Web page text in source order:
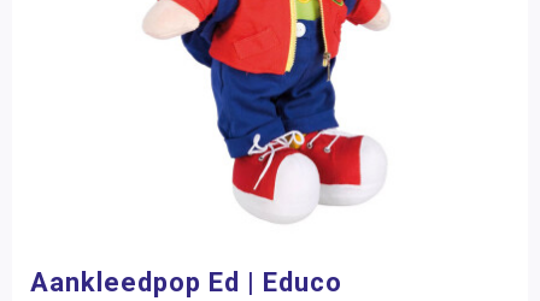
Aankleedpop Ed | Educo